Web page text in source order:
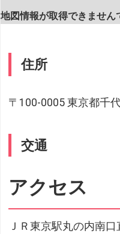
地図情報が取得できません
住所
〒100-0005 東京都千
交通
アクセス
ＪＲ東京駅丸の内南口